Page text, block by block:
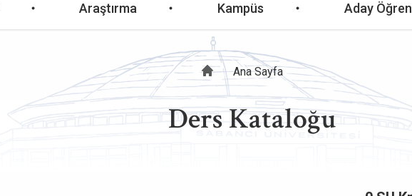
Araştırma Kampüs Aday
Sayfa
yolu
Ana Sayfa
Ders Kataloğu